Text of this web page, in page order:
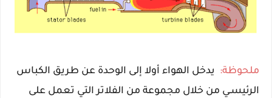
ملحوظة:
يدخل الهواء أولا إلى الوحدة عن طريق الكباس
الرئيسـي من خلال مجموعة من الفلاتر التي تعمل على